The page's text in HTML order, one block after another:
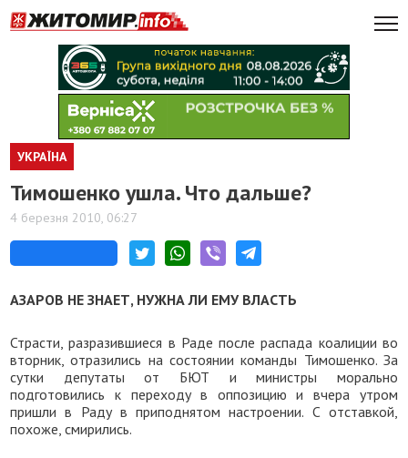
УКРАЇНА
Тимошенко ушла. Что дальше?
4 березня 2010, 06:27
АЗАРОВ НЕ ЗНАЕТ, НУЖНА ЛИ ЕМУ ВЛАСТЬ
Страсти, разразившиеся в Раде после распада коалиции во
вторник, отразились на состоянии команды Тимошенко. За
сутки депутаты от БЮТ и министры морально
подготовились к переходу в оппозицию и вчера утром
пришли в Раду в приподнятом настроении. С отставкой,
похоже, смирились.